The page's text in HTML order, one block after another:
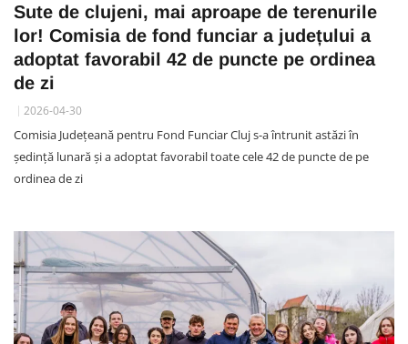
Sute de clujeni, mai aproape de terenurile
lor! Comisia de fond funciar a județului a
adoptat favorabil 42 de puncte pe ordinea
de zi
2026-04-30
Comisia Județeană pentru Fond Funciar Cluj s-a întrunit astăzi în
ședință lunară și a adoptat favorabil toate cele 42 de puncte de pe
ordinea de zi